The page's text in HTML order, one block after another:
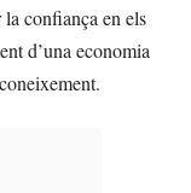
confiança en els
d’una economia